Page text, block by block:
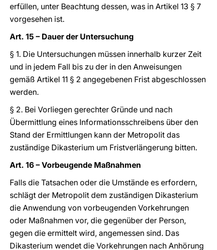
erfüllen, unter Beachtung dessen, was in Artikel 13 § 7
vorgesehen ist.
Art. 15 – Dauer der Untersuchung
§ 1. Die Untersuchungen müssen innerhalb kurzer Zeit
und in jedem Fall bis zu der in den Anweisungen
gemäß Artikel 11 § 2 angegebenen Frist abgeschlossen
werden.
§ 2. Bei Vorliegen gerechter Gründe und nach
Übermittlung eines Informationsschreibens über den
Stand der Ermittlungen kann der Metropolit das
zuständige Dikasterium um Fristverlängerung bitten.
Art. 16 – Vorbeugende Maßnahmen
Falls die Tatsachen oder die Umstände es erfordern,
schlägt der Metropolit dem zuständigen Dikasterium
die Anwendung von vorbeugenden Vorkehrungen
oder Maßnahmen vor, die gegenüber der Person,
gegen die ermittelt wird, angemessen sind. Das
Dikasterium wendet die Vorkehrungen nach Anhörung